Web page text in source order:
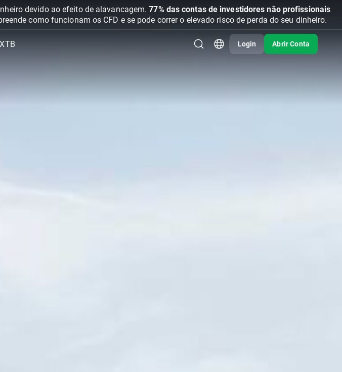
devido ao efeito de alavancagem.77% das contas de investidores não profissionais
como funcionam os CFD e se pode correr o elevado risco de perda do seu dinheiro.
Login Abrir Conta